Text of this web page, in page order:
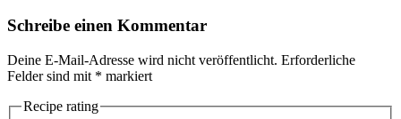
Schreibe einen Kommentar
Deine E-Mail-Adresse wird nicht veröffentlicht. Erforderliche
Felder sind mit * markiert
Recipe rating